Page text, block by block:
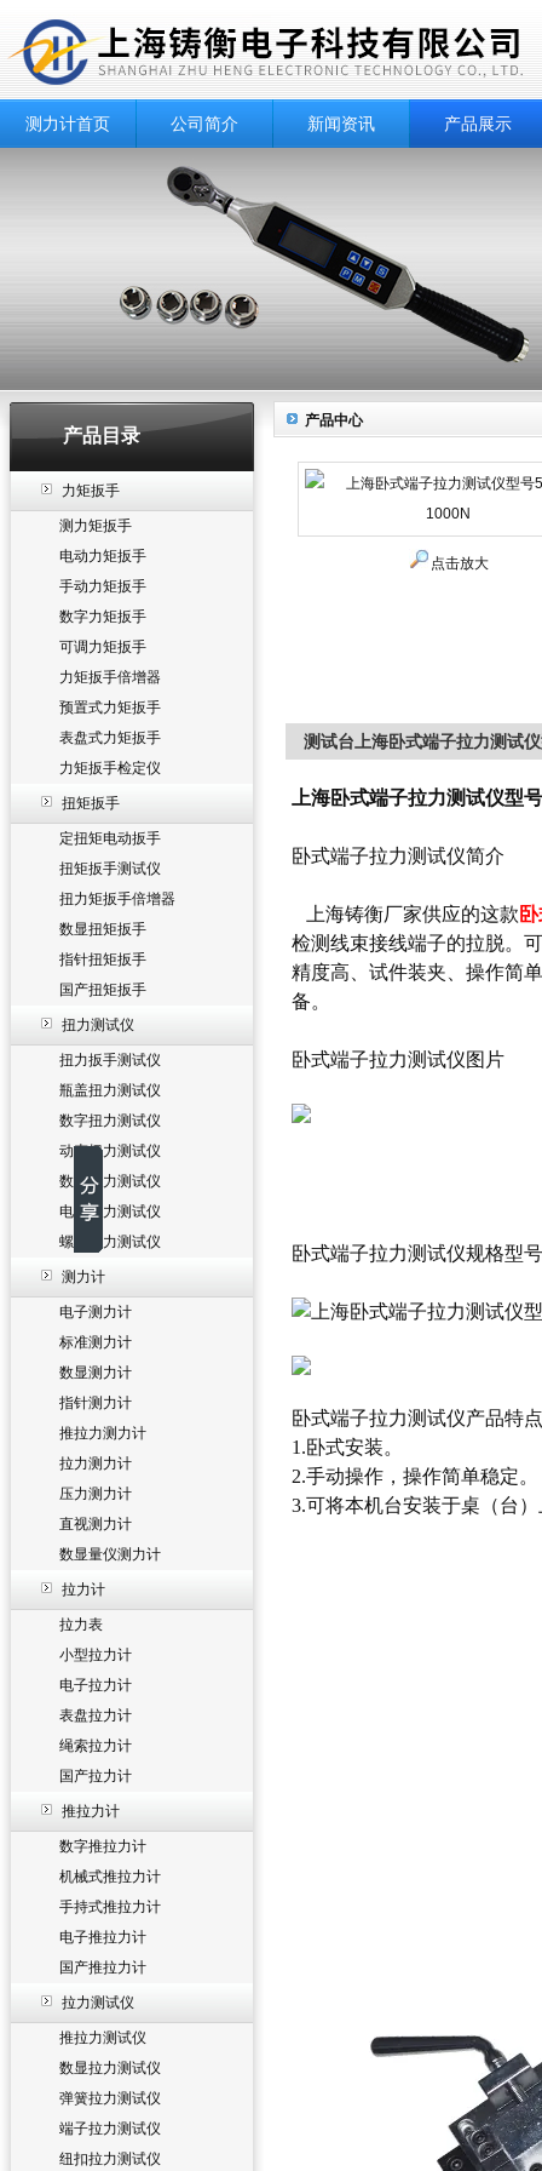
测力计首页 公司简介 新闻资讯 产品展示
产品目录
力矩扳手
测力矩扳手
电动力矩扳手
手动力矩扳手
数字力矩扳手
可调力矩扳手
力矩扳手倍增器
预置式力矩扳手
表盘式力矩扳手
力矩扳手检定仪
扭矩扳手
定扭矩电动扳手
扭矩扳手测试仪
扭力矩扳手倍增器
数显扭矩扳手
指针扭矩扳手
国产扭矩扳手
扭力测试仪
扭力扳手测试仪
瓶盖扭力测试仪
数字扭力测试仪
动态扭力测试仪
数显扭力测试仪
电批扭力测试仪
螺丝扭力测试仪
测力计
电子测力计
标准测力计
数显测力计
指针测力计
推拉力测力计
拉力测力计
压力测力计
直视测力计
数显量仪测力计
拉力计
拉力表
小型拉力计
电子拉力计
表盘拉力计
绳索拉力计
国产拉力计
推拉力计
数字推拉力计
机械式推拉力计
手持式推拉力计
电子推拉力计
国产推拉力计
拉力测试仪
推拉力测试仪
数显拉力测试仪
弹簧拉力测试仪
端子拉力测试仪
纽扣拉力测试仪
产品中心
点击放大
测试台上海卧式端子拉力测试
上海卧式端子拉力测试仪型
卧式端子拉力测试仪简介
上海铸衡厂家供应的这款
检测线束接线端子的拉脱。
精度高、试件装夹、操作简
备。
卧式端子拉力测试仪图片
卧式端子拉力测试仪规格型号
卧式端子拉力测试仪产品特
1.卧式安装。
2.手动操作，操作简单稳定。
3.可将本机台安装于桌（台